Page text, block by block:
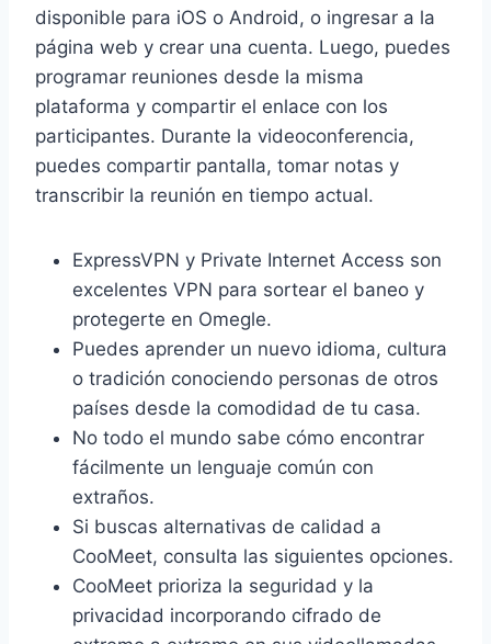
disponible para iOS o Android, o ingresar a la
página web y crear una cuenta. Luego, puedes
programar reuniones desde la misma
plataforma y compartir el enlace con los
participantes. Durante la videoconferencia,
puedes compartir pantalla, tomar notas y
transcribir la reunión en tiempo actual.
ExpressVPN y Private Internet Access son
excelentes VPN para sortear el baneo y
protegerte en Omegle.
Puedes aprender un nuevo idioma, cultura
o tradición conociendo personas de otros
países desde la comodidad de tu casa.
No todo el mundo sabe cómo encontrar
fácilmente un lenguaje común con
extraños.
Si buscas alternativas de calidad a
CooMeet, consulta las siguientes opciones.
CooMeet prioriza la seguridad y la
privacidad incorporando cifrado de